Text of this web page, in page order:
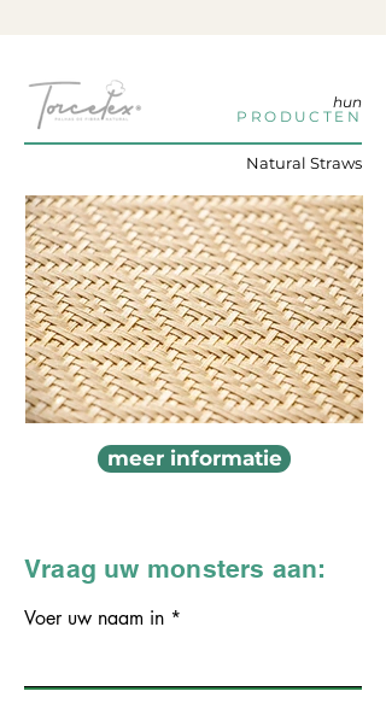
hun
PRODUCTEN
Natural Straws
meer informatie
Vraag uw monsters aan:
Voer uw naam in